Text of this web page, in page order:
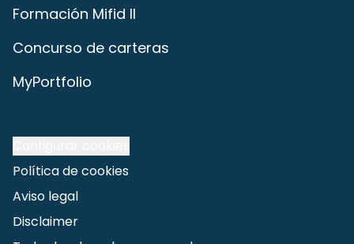
Formación Mifid II
Concurso de carteras
MyPortfolio
Política de cookies
Aviso legal
Disclaimer